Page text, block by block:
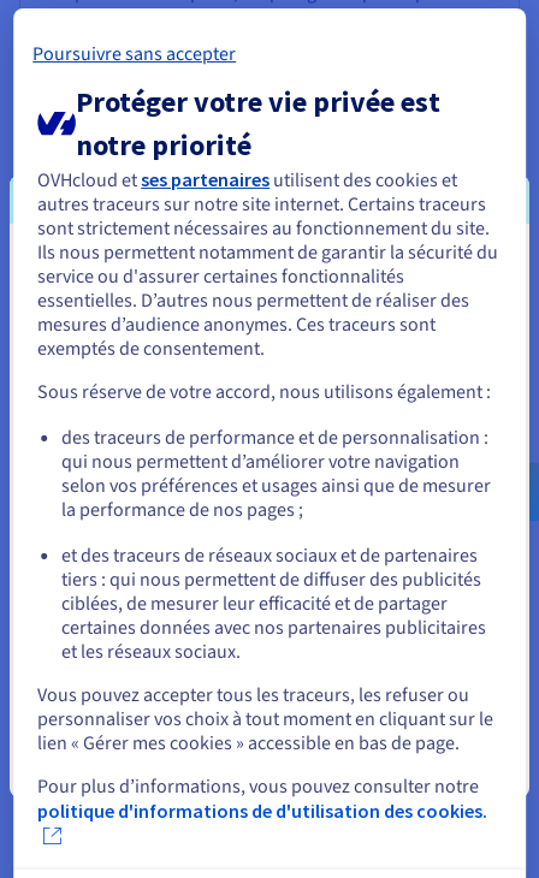
l'image reste intacte après la compression. Le PNG est
idéal pour les images nécessitant une transparence,
comme les logos ou les graphiques. Cependant, les
fichiers PNG sont généralement plus volumineux que les
fichiers JPEG.
RAW :
Le format RAW (de l’anglais « raw », « brut » en français)
est utilisé par les appareils photo numériques pour
capturer des images avec un minimum de traitement
interne. Les fichiers RAW contiennent toutes les données
brutes capturées par le capteur, ce qui permet une
flexibilité maximale en post-traitement, mais nécessite
un logiciel spécialisé pour l'édition.
GIF (Graphics Interchange Format) :
Le GIF est un autre format couramment utilisé,
principalement pour les images animées. Il utilise une
palette de couleurs limitée à 256 couleurs, ce qui le rend
moins adapté pour les photos, mais idéal pour les
graphiques simples avec de larges aplats de couleurs.
PDF (Portable Document Format) :
Bien que principalement utilisé pour les documents, le
Vous semblez être localisé en États-
Unis.
Pour commander, rendez-vous sur le site de votre pays (États-
Allez sur le site États-Unis
us.ovhcloud.com/learn Anglais USD - $
ou
Rester sur le site actuel
Sélectionner un autre site web
Poursuivre sans accepter
Protéger votre vie privée est
notre priorité
OVHcloud etses partenaires utilisent des cookies et
autres traceurs sur notre site internet. Certains traceurs
sont strictement nécessaires au fonctionnement du site.
Ils nous permettent notamment de garantir la sécurité du
service ou d'assurer certaines fonctionnalités
essentielles. D’autres nous permettent de réaliser des
mesures d’audience anonymes. Ces traceurs sont
exemptés de consentement.
Sous réserve de votre accord, nous utilisons également :
des traceurs de performance et de personnalisation :
qui nous permettent d’améliorer votre navigation
selon vos préférences et usages ainsi que de mesurer
la performance de nos pages ;
et des traceurs de réseaux sociaux et de partenaires
tiers : qui nous permettent de diffuser des publicités
ciblées, de mesurer leur efficacité et de partager
certaines données avec nos partenaires publicitaires
et les réseaux sociaux.
Vous pouvez accepter tous les traceurs, les refuser ou
personnaliser vos choix à tout moment en cliquant sur le
lien « Gérer mes cookies » accessible en bas de page.
Pour plus d’informations, vous pouvez consulter notre
politique d'informations de d'utilisation des cookies.